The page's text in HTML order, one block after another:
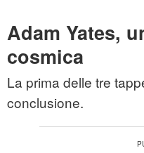
Adam Yates,
cosmica
La prima delle tre
conclusione.